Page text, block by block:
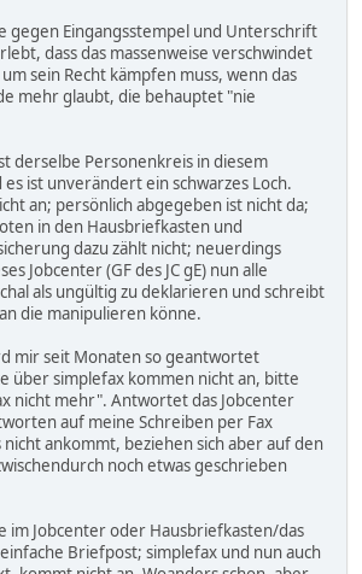
gegen Eingangsstempel und Unterschrift
dass das massenweise verschwindet
sein Recht kämpfen muss, wenn das
mehr glaubt, die behauptet "nie
derselbe Personenkreis in diesem
ist unverändert ein schwarzes Loch.
an; persönlich abgegeben ist nicht da;
in den Hausbriefkasten und
dazu zählt nicht; neuerdings
Jobcenter (GF des JC gE) nun alle
als ungültig zu deklarieren und schreibt
die manipulieren könne.
mir seit Monaten so geantwortet
über simplefax kommen nicht an, bitte
nicht mehr". Antwortet das Jobcenter
auf meine Schreiben per Fax
nicht ankommt, beziehen sich aber auf den
noch etwas geschrieben
im Jobcenter oder Hausbriefkasten/das
Briefpost; simplefax und nun auch